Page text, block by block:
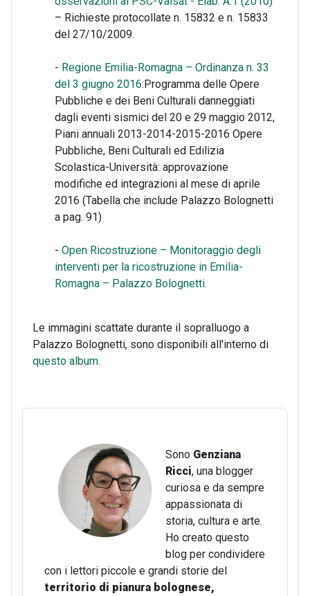
– Richieste protocollate n. 15832 e n. 15833
del 27/10/2009.
- Regione Emilia-Romagna – Ordinanza n. 33
del 3 giugno 2016:Programma delle Opere
Pubbliche e dei Beni Culturali danneggiati
dagli eventi sismici del 20 e 29 maggio 2012,
Piani annuali 2013-2014-2015-2016 Opere
Pubbliche, Beni Culturali ed Edilizia
Scolastica-Università: approvazione
modifiche ed integrazioni al mese di aprile
2016 (Tabella che include Palazzo Bolognetti
a pag. 91)
- Open Ricostruzione – Monitoraggio degli
interventi per la ricostruzione in Emilia-
Romagna – Palazzo Bolognetti.
Le immagini scattate durante il sopralluogo a
Palazzo Bolognetti, sono disponibili all'interno di
questo album.
Sono Genziana
Ricci, una blogger
curiosa e da sempre
appassionata di
storia, cultura e arte.
Ho creato questo
blog per condividere
con i lettori piccole e grandi storie del
territorio di pianura bolognese,